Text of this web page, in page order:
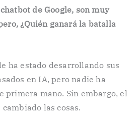
de Google, son muy
¿Quién ganará la batalla
ha estado desarrollando sus
en IA, pero nadie ha
primera mano. Sin embargo, el
cambiado las cosas.